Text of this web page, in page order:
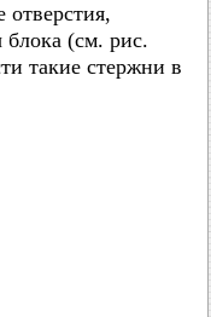
(см. рис.
такие стержни в